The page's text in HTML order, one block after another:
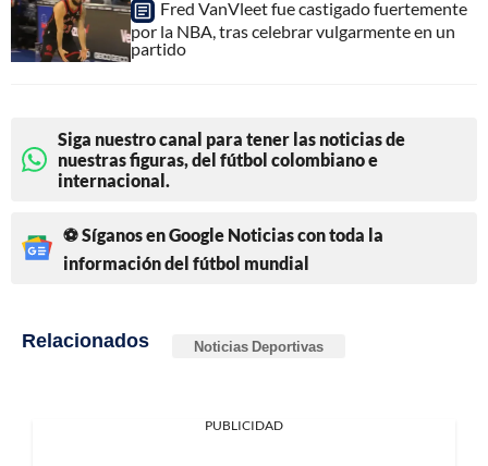
Fred VanVleet fue castigado fuertemente
por la NBA, tras celebrar vulgarmente en un
partido
Siga nuestro canal para tener las noticias de
nuestras figuras, del fútbol colombiano e
internacional.
⚽ Síganos en Google Noticias con toda la
información del fútbol mundial
Relacionados Noticias Deportivas
PUBLICIDAD